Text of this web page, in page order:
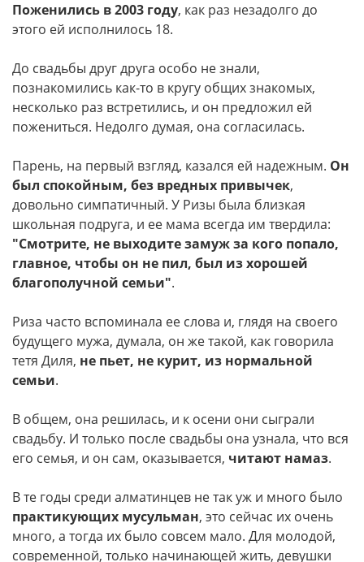
Поженились в 2003 году, как раз незадолго до
этого ей исполнилось 18.
До свадьбы друг друга особо не знали,
познакомились как-то в кругу общих знакомых,
несколько раз встретились, и он предложил ей
пожениться. Недолго думая, она согласилась.
Парень, на первый взгляд, казался ей надежным. Он
был спокойным, без вредных привычек,
довольно симпатичный. У Ризы была близкая
школьная подруга, и ее мама всегда им твердила:
"Смотрите, не выходите замуж за кого попало,
главное, чтобы он не пил, был из хорошей
благополучной семьи".
Риза часто вспоминала ее слова и, глядя на своего
будущего мужа, думала, он же такой, как говорила
тетя Диля, не пьет, не курит, из нормальной
семьи.
В общем, она решилась, и к осени они сыграли
свадьбу. И только после свадьбы она узнала, что вся
его семья, и он сам, оказывается, читают намаз.
В те годы среди алматинцев не так уж и много было
практикующих мусульман, это сейчас их очень
много, а тогда их было совсем мало. Для молодой,
современной, только начинающей жить, девушки